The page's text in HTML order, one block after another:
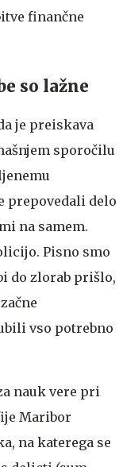
finančne
so lažne
je preiskava
sporočilu
prepovedali delo
na samem.
Pisno smo
do zlorab prišlo,
vso potrebno
nauk vere pri
Maribor
na katerega se